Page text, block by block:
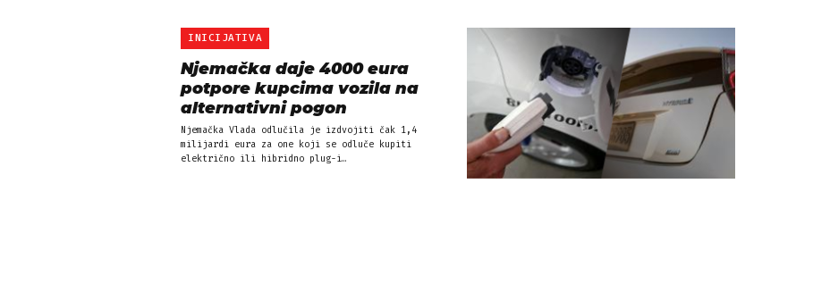
INICIJATIVA
Njemačka daje 4000 eura
potpore kupcima vozila na
alternativni pogon
Njemačka Vlada odlučila je izdvojiti čak 1,4
milijardi eura za one koji se odluče kupiti
električno ili hibridno plug-i…